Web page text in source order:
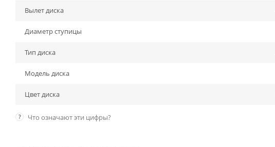
Вылет диска
Диаметр ступицы
Тип диска
Модель диска
Цвет диска
? Что означают эти цифры?